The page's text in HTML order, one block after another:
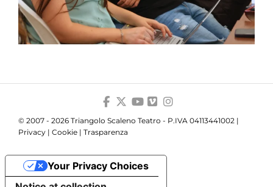
© 2007 - 2026 Triangolo Scaleno Teatro - P.IVA 04113441002 |
Privacy | Cookie | Trasparenza
Your Privacy Choices